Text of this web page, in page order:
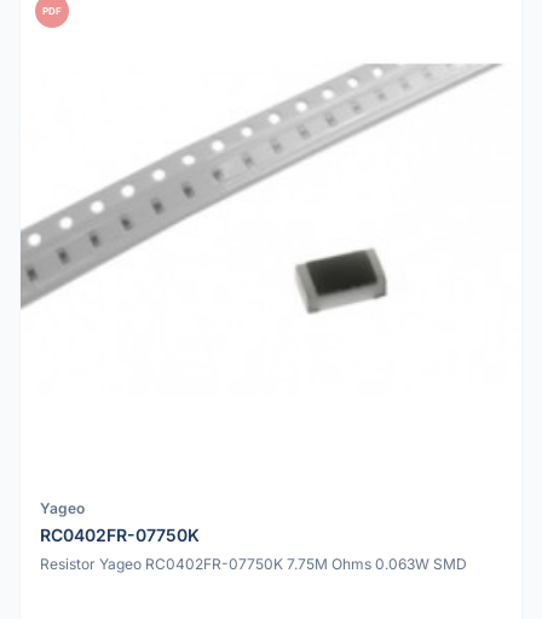
PDF
Yageo
RC0402FR-07750K
Resistor Yageo RC0402FR-07750K 7.75M Ohms 0.063W SMD